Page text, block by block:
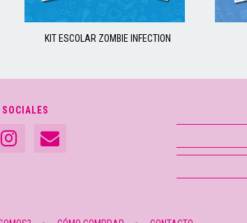
KIT ESCOLAR ZOMBIE INFECTION
SOCIALES